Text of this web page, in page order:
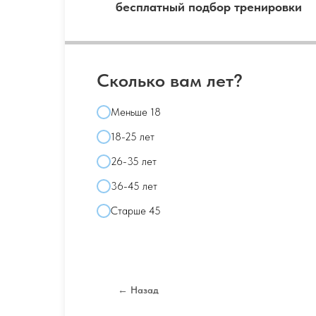
бесплатный подбор тренировки
Сколько вам лет?
Меньше 18
18-25 лет
26-35 лет
36-45 лет
Старше 45
← Назад